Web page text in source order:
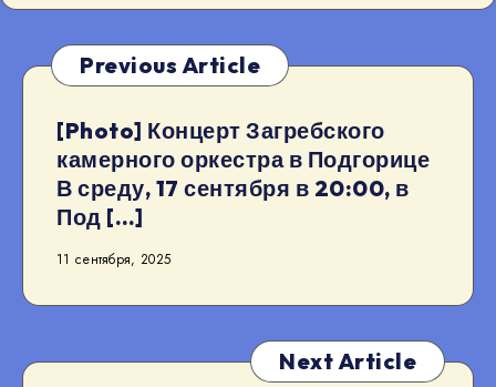
Previous Article
[Photo] Концерт Загребского
камерного оркестра в Подгорице
В среду, 17 сентября в 20:00, в
Под […]
11 сентября, 2025
Next Article